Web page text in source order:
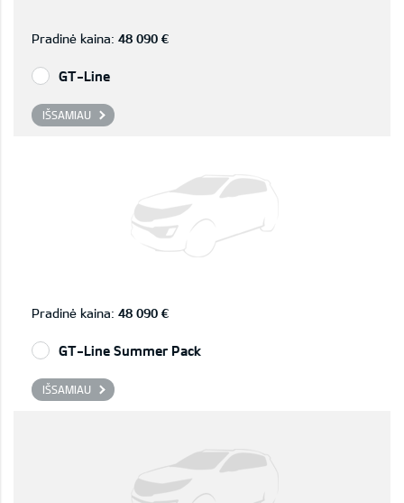
Pradinė kaina: 48 090 €
GT-Line
IŠSAMIAU
Pradinė kaina: 48 090 €
GT-Line Summer Pack
IŠSAMIAU